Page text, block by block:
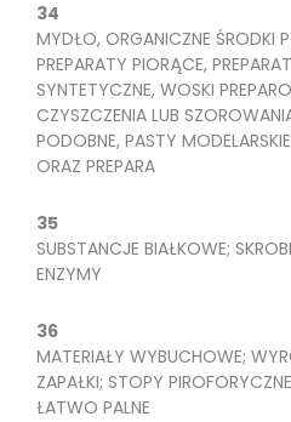
34
MYDŁO, ORGANICZNE ŚRODKI
PREPARATY PIORĄCE,
SYNTETYCZNE, WOSKI
CZYSZCZENIA LUB
PODOBNE, PASTY
ORAZ PREPARA
35
SUBSTANCJE BIAŁKOWE;
ENZYMY
36
MATERIAŁY WYBUCHOWE;
ZAPAŁKI; STOPY
ŁATWO PALNE